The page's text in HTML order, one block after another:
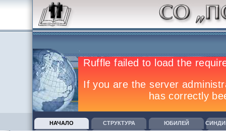
НАЧАЛО СТРУКТУРА ЮБИЛЕЙ